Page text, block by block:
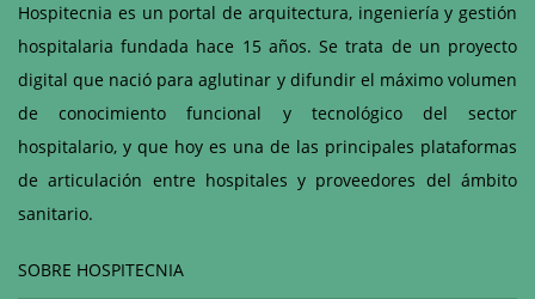
Hospitecnia es un portal de arquitectura, ingeniería y gestión
hospitalaria fundada hace 15 años. Se trata de un proyecto
digital que nació para aglutinar y difundir el máximo volumen
de conocimiento funcional y tecnológico del sector
hospitalario, y que hoy es una de las principales plataformas
de articulación entre hospitales y proveedores del ámbito
sanitario.
SOBRE HOSPITECNIA